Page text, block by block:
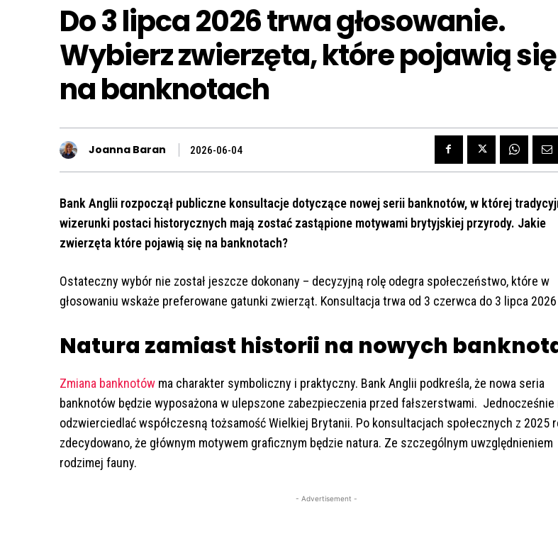
Do 3 lipca 2026 trwa głosowanie.
Wybierz zwierzęta, które pojawią się
na banknotach
Joanna Baran 2026-06-04
Bank Anglii rozpoczął publiczne konsultacje dotyczące nowej serii banknotów, w której
wizerunki postaci historycznych mają zostać zastąpione motywami brytyjskiej przyrody. Jakie
zwierzęta które pojawią się na banknotach?
Ostateczny wybór nie został jeszcze dokonany – decyzyjną rolę odegra społeczeństwo, które w
głosowaniu wskaże preferowane gatunki zwierząt. Konsultacja trwa od 3 czerwca do 3 lipca
Natura zamiast historii na nowych
Zmiana banknotów ma charakter symboliczny i praktyczny. Bank Anglii podkreśla, że nowa seria
banknotów będzie wyposażona w ulepszone zabezpieczenia przed fałszerstwami. Jednocześnie
odzwierciedlać współczesną tożsamość Wielkiej Brytanii. Po konsultacjach społecznych z 2025
zdecydowano, że głównym motywem graficznym będzie natura. Ze szczególnym uwzględnieniem
rodzimej fauny.
- Advertisement -